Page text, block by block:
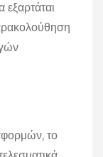
εξαρτάται
το